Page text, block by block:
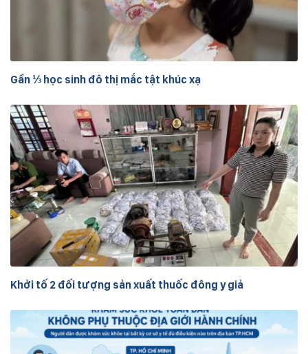
Gần ⅓ học sinh đô thị mắc tật khúc xạ
Khởi tố 2 đối tượng sản xuất thuốc đông y giả